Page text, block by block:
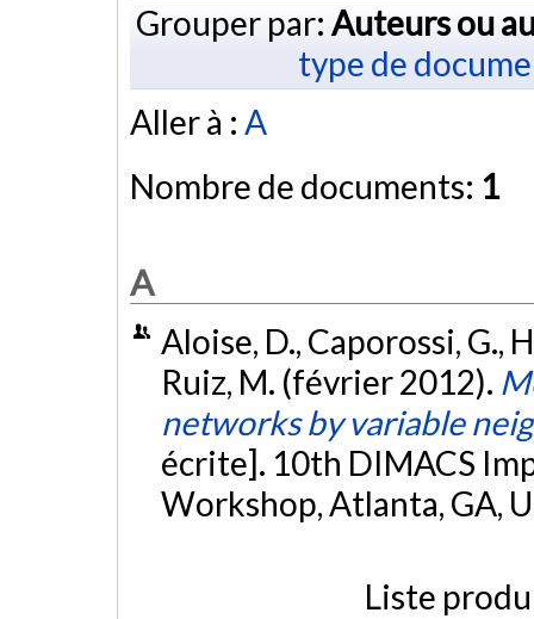
Grouper par: Auteurs ou
type de
Aller à : A
Nombre de documents: 1
A
Aloise, D., Caporossi, G.,
Ruiz, M. (février 2012).
networks by variable
écrite]. 10th DIMACS
Workshop, Atlanta, GA,
Liste